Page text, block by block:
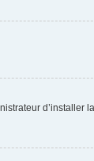
d’installer